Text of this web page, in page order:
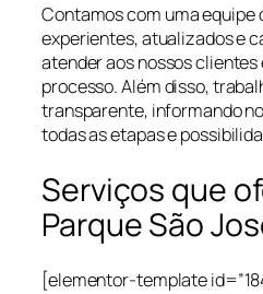
Contamos com uma equipe
experientes, atualizados e
atender aos nossos clientes
processo. Além disso,
transparente, informando
todas as etapas e
Serviços que
Parque São
[elementor-template